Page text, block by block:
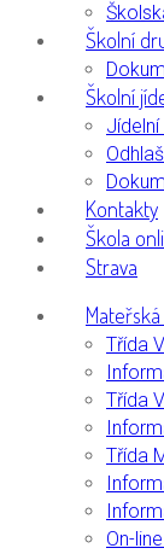
Školní
Školní
Kontakty
Škola
Strava
Třída
Třída
Třída
On-